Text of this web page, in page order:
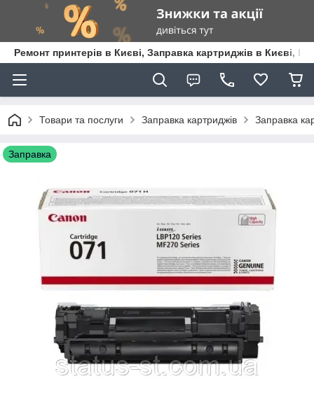
Ремонт принтерів в Києві, Заправка картриджів в Києві,
Товари та послуги Заправка картриджів Заправка
Заправка